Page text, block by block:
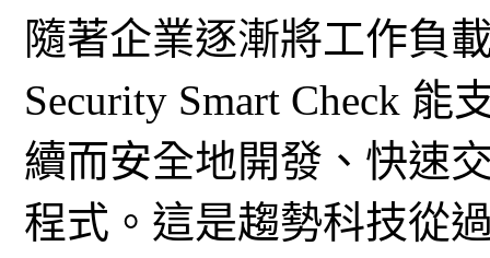
隨著企業逐漸將工作負
Security Smart Check 能
續而安全地開發、快速
程式。這是趨勢科技從